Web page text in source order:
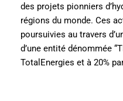
des projets pionniers
régions du monde. Ces
poursuivies au travers
d’une entité dénommée
TotalEnergies et à 20%